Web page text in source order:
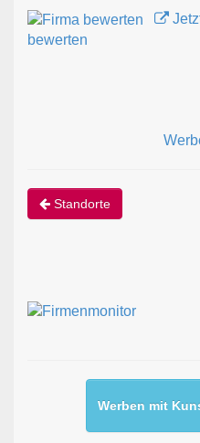
bewerten
Standorte
Werben mit